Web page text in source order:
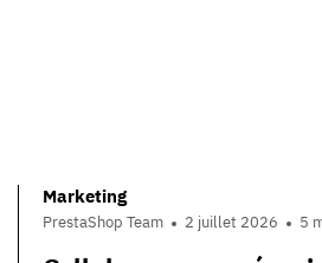
Marketing
PrestaShop Team 2 juillet 2026 5